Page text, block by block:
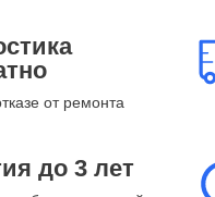
от ремонта
до 3 лет